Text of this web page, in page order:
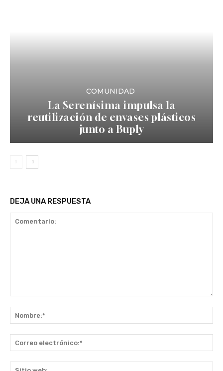
COMUNIDAD
La Serenísima impulsa la
reutilización de envases plásticos
junto a Buply
DEJA UNA RESPUESTA